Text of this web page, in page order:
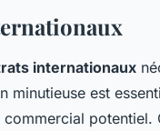
internationaux
minutieuse est
potentiel.